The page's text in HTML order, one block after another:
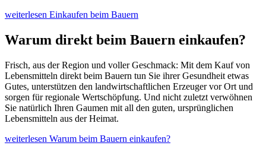
weiterlesen Einkaufen beim Bauern
Warum direkt beim Bauern einkaufen?
Frisch, aus der Region und voller Geschmack: Mit dem Kauf von
Lebensmitteln direkt beim Bauern tun Sie ihrer Gesundheit etwas
Gutes, unterstützen den landwirtschaftlichen Erzeuger vor Ort und
sorgen für regionale Wertschöpfung. Und nicht zuletzt verwöhnen
Sie natürlich Ihren Gaumen mit all den guten, ursprünglichen
Lebensmitteln aus der Heimat.
weiterlesen Warum beim Bauern einkaufen?